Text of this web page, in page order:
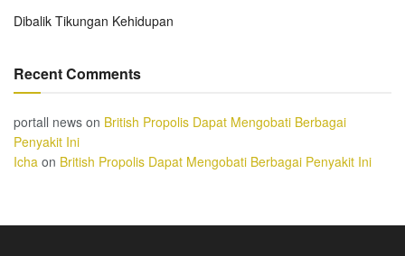
Dibalik Tikungan Kehidupan
Recent Comments
portall news on British Propolis Dapat Mengobati Berbagai
Penyakit Ini
Icha on British Propolis Dapat Mengobati Berbagai Penyakit Ini